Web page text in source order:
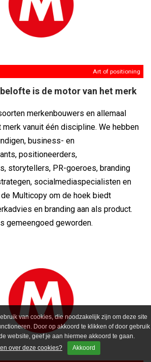
van cookies, die noodzakelijk zijn om deze site
Door op akkoord te klikken of door gebruik
website, geef je aan hiermee akkoord te gaan.
over deze cookies?
Akkoord
Art of positioning
is de motor van het merk
merkenbouwers en allemaal
vanuit één discipline. We hebben
business- en
positioneerders,
storytellers, PR-goeroes, branding
socialmediaspecialisten en
Multicopy om de hoek biedt
en branding aan als product.
gemeengoed geworden.